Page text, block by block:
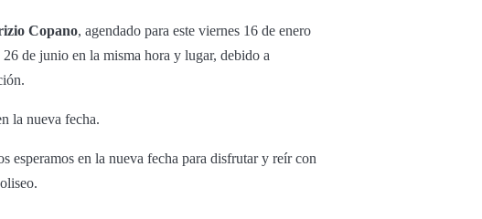
Copano, agendado para este viernes 16 de enero
de junio en la misma hora y lugar, debido a
la nueva fecha.
esperamos en la nueva fecha para disfrutar y reír con